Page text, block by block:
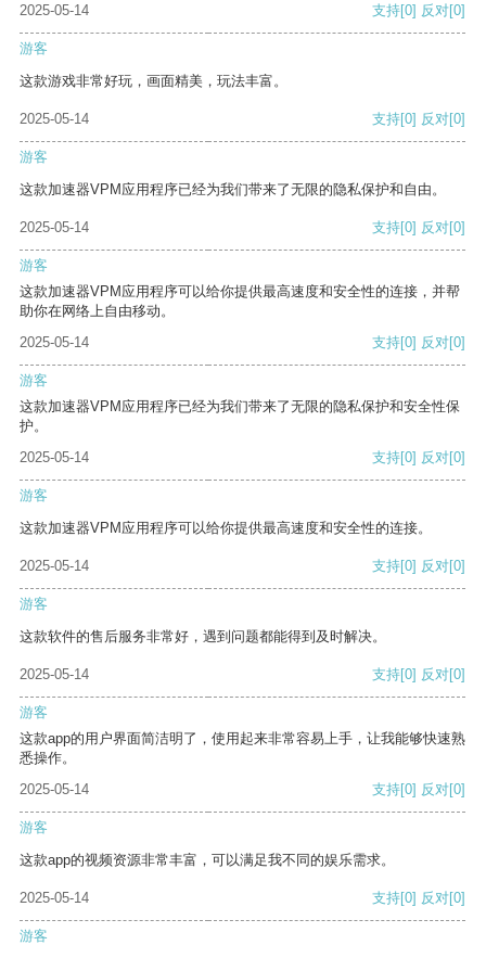
2025-05-14 支持[0] 反对[0]
游客
这款游戏非常好玩，画面精美，玩法丰富。
2025-05-14 支持[0] 反对[0]
游客
这款加速器VPM应用程序已经为我们带来了无限的隐私保护和自由。
2025-05-14 支持[0] 反对[0]
游客
这款加速器VPM应用程序可以给你提供最高速度和安全性的连接，并帮
助你在网络上自由移动。
2025-05-14
支持[0] 反对[0]
游客
这款加速器VPM应用程序已经为我们带来了无限的隐私保护和安全性保
护。
2025-05-14
支持[0] 反对[0]
游客
这款加速器VPM应用程序可以给你提供最高速度和安全性的连接。
2025-05-14 支持[0] 反对[0]
游客
这款软件的售后服务非常好，遇到问题都能得到及时解决。
2025-05-14 支持[0] 反对[0]
游客
这款app的用户界面简洁明了，使用起来非常容易上手，让我能够快速熟
悉操作。
2025-05-14
支持[0] 反对[0]
游客
这款app的视频资源非常丰富，可以满足我不同的娱乐需求。
2025-05-14 支持[0] 反对[0]
游客